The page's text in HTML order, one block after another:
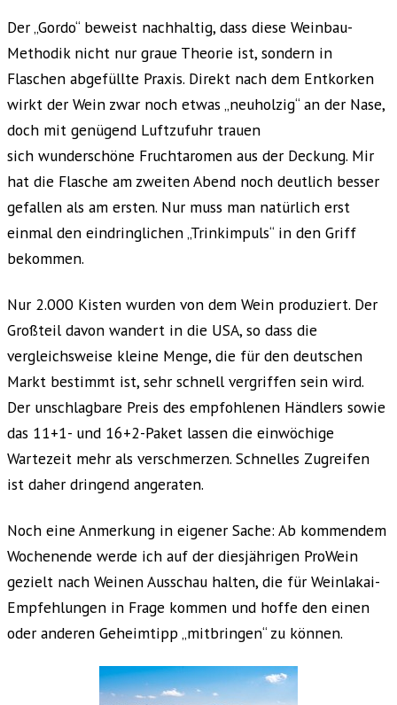
Der „Gordo“ beweist nachhaltig, dass diese Weinbau-
Methodik nicht nur graue Theorie ist, sondern in
Flaschen abgefüllte Praxis. Direkt nach dem Entkorken
wirkt der Wein zwar noch etwas „neuholzig“ an der Nase,
doch mit genügend Luftzufuhr trauen
sich wunderschöne Fruchtaromen aus der Deckung. Mir
hat die Flasche am zweiten Abend noch deutlich besser
gefallen als am ersten. Nur muss man natürlich erst
einmal den eindringlichen „Trinkimpuls“ in den Griff
bekommen.
Nur 2.000 Kisten wurden von dem Wein produziert. Der
Großteil davon wandert in die USA, so dass die
vergleichsweise kleine Menge, die für den deutschen
Markt bestimmt ist, sehr schnell vergriffen sein wird.
Der unschlagbare Preis des empfohlenen Händlers sowie
das 11+1- und 16+2-Paket lassen die einwöchige
Wartezeit mehr als verschmerzen. Schnelles Zugreifen
ist daher dringend angeraten.
Noch eine Anmerkung in eigener Sache: Ab kommendem
Wochenende werde ich auf der diesjährigen ProWein
gezielt nach Weinen Ausschau halten, die für Weinlakai-
Empfehlungen in Frage kommen und hoffe den einen
oder anderen Geheimtipp „mitbringen“ zu können.